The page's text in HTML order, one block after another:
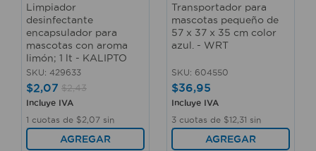
Limpiador
desinfectante
encapsulador para
mascotas con aroma
limón; 1 lt - KALIPTO
SKU: 429633
$2,07 $2,43
Incluye IVA
1 cuotas de $2 07 sin
interés
AGREGAR
Transportador para
mascotas pequeño de
57 x 37 x 35 cm color
azul. - WRT
SKU: 604550
$36,95
Incluye IVA
3 cuotas de $12 31 sin
interés
AGREGAR